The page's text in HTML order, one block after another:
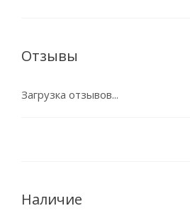
Отзывы
Загрузка отзывов...
Наличие